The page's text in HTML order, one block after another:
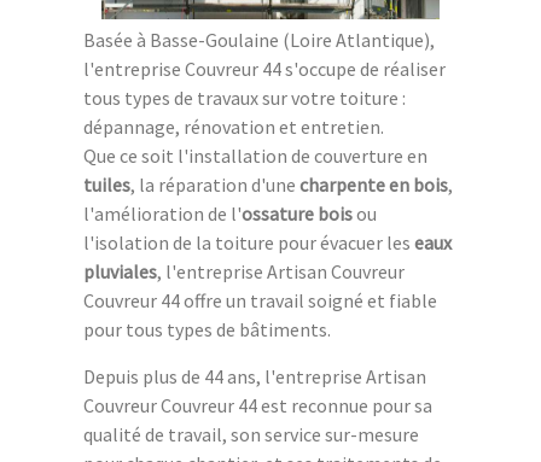
Basée à Basse-Goulaine (Loire Atlantique),
l'entreprise Couvreur 44 s'occupe de réaliser
tous types de travaux sur votre toiture :
dépannage, rénovation et entretien.
Que ce soit l'installation de couverture en
tuiles, la réparation d'une charpente en bois,
l'amélioration de l'ossature boisou
l'isolation de la toiture pour évacuer les eaux
pluviales, l'entreprise Artisan Couvreur
Couvreur 44 offre un travail soigné et fiable
pour tous types de bâtiments.
Depuis plus de 44 ans, l'entreprise Artisan
Couvreur Couvreur 44 est reconnue pour sa
qualité de travail, son service sur-mesure